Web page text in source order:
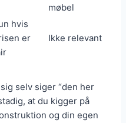
møbel
hvis
er
Ikke relevant
selv siger “den her
at du kigger på
og din egen